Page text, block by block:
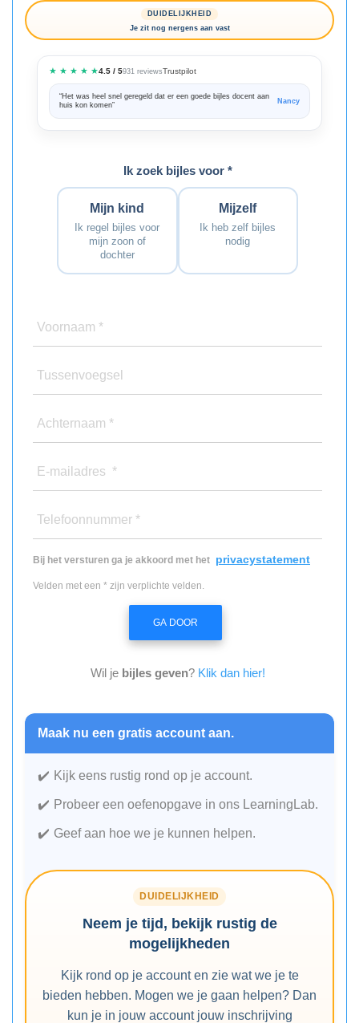
DUIDELIJKHEID
Je zit nog nergens aan vast
★ ★ ★ ★ ★4.5 / 5931 reviewsTrustpilot
“Het was heel snel geregeld dat er een goede bijles docent aan
huis kon komen”
Nancy
Ik zoek bijles voor *
Mijn kind
Ik regel bijles voor
mijn zoon of
dochter
Mijzelf
Ik heb zelf bijles
nodig
Voornaam *
Tussenvoegsel
Achternaam *
E-mailadres *
Telefoonnummer *
Bij het versturen ga je akkoord met het privacystatement
Velden met een * zijn verplichte velden.
GA DOOR
Wil je bijles geven? Klik dan hier!
Maak nu een gratis account aan.
Kijk eens rustig rond op je account.
Probeer een oefenopgave in ons LearningLab.
Geef aan hoe we je kunnen helpen.
DUIDELIJKHEID
Neem je tijd, bekijk rustig de
mogelijkheden
Kijk rond op je account en zie wat we je te
bieden hebben. Mogen we je gaan helpen? Dan
kun je in jouw account jouw inschrijving